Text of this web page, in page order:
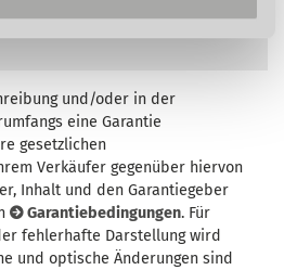
und/oder in der
eine Garantie
gesetzlichen
Verkäufer gegenüber hiervon
Inhalt und den Garantiegeber
Garantiebedingungen. Für
fehlerhafte Darstellung wird
und optische Änderungen sind